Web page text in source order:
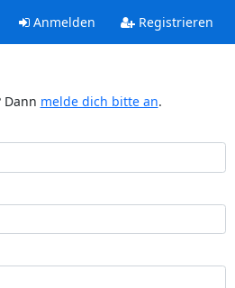
Anmelden Registrieren
Dann melde dich bitte an.